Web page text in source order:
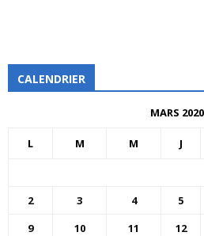
CALENDRIER
MARS 2020
L M M J
2
3 4 5
9
10 11 12